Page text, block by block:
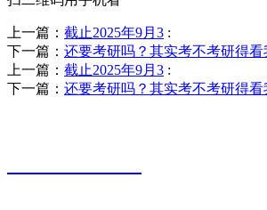
上一篇： 截止2025年9月3 :
下一篇： 还要考研吗？其实考不考研得看
上一篇： 截止2025年9月3 :
下一篇： 还要考研吗？其实考不考研得看